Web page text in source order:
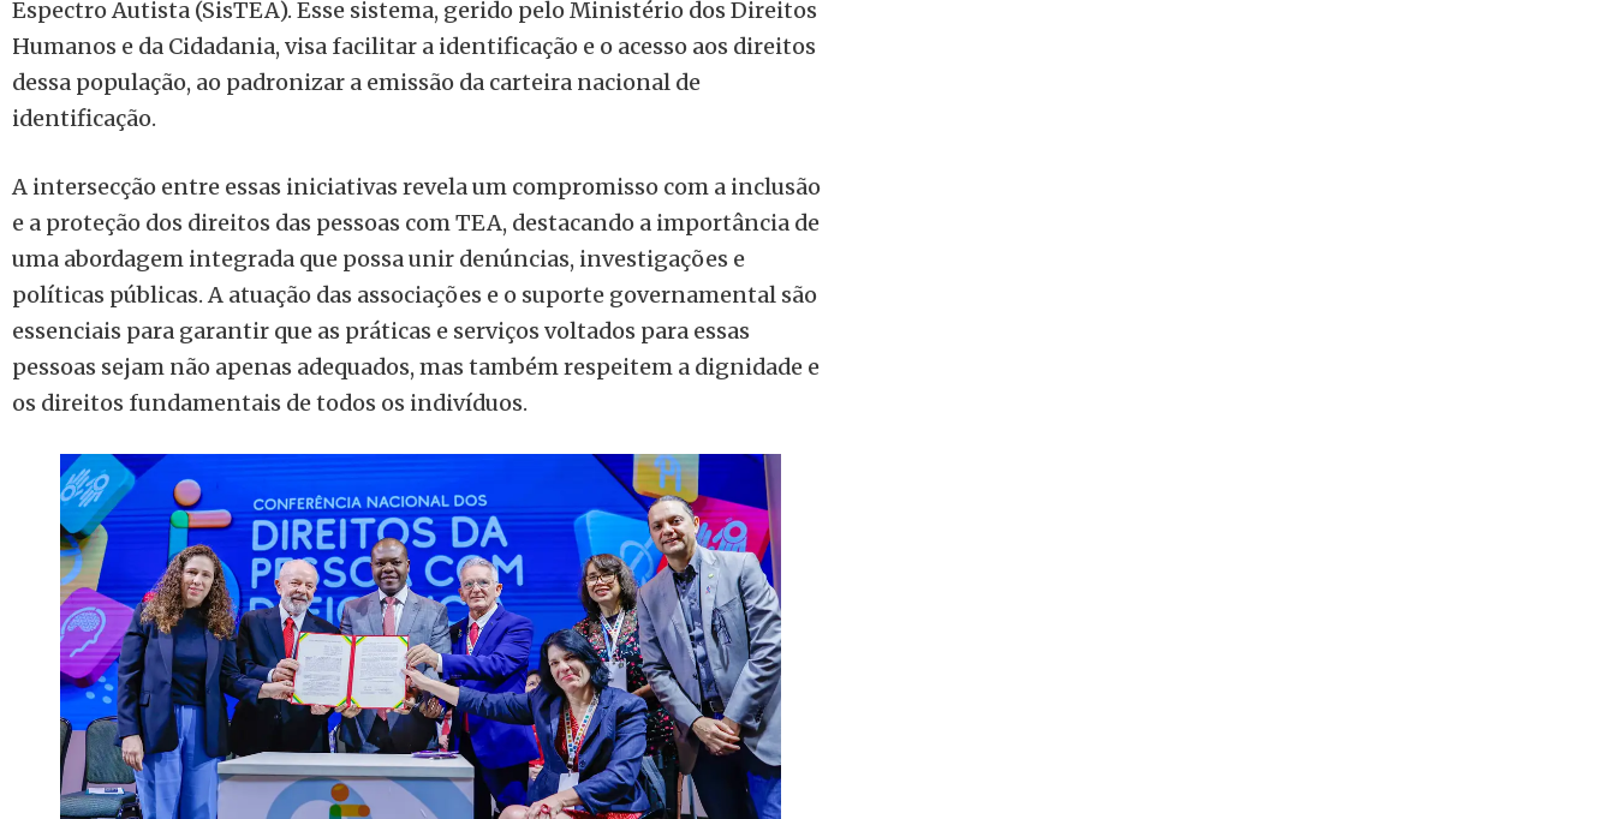
Espectro Autista (SisTEA). Esse sistema, gerido pelo Ministério dos Direitos
Humanos e da Cidadania, visa facilitar a identificação e o acesso aos direitos
dessa população, ao padronizar a emissão da carteira nacional de
identificação.
A intersecção entre essas iniciativas revela um compromisso com a inclusão
e a proteção dos direitos das pessoas com TEA, destacando a importância de
uma abordagem integrada que possa unir denúncias, investigações e
políticas públicas. A atuação das associações e o suporte governamental são
essenciais para garantir que as práticas e serviços voltados para essas
pessoas sejam não apenas adequados, mas também respeitem a dignidade e
os direitos fundamentais de todos os indivíduos.